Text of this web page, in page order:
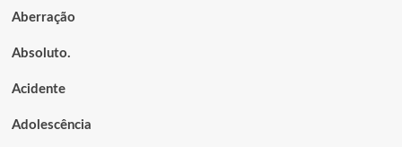
Aberração
Absoluto.
Acidente
Adolescência